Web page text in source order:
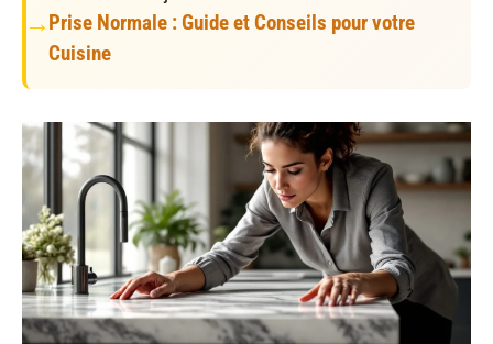
Prise Normale : Guide et Conseils pour votre
Cuisine